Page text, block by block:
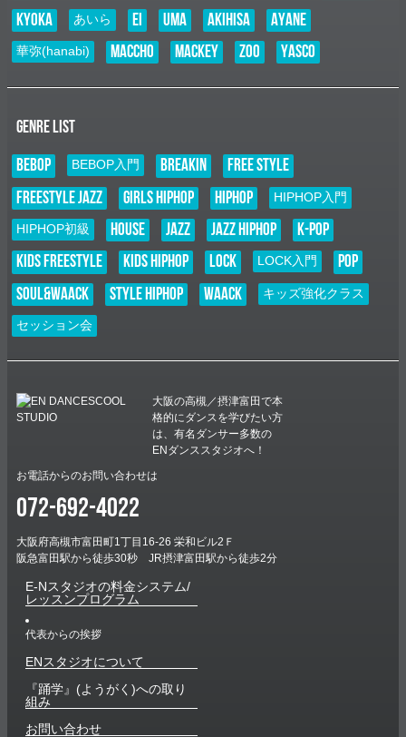
謹賀新年
新年あけましておめでとうございます 旧年中は大変お世話になり 誠
に有難うございました 本年も一つずつの「縁」を大切に ダンスを通じ
ご指導ご鞭撻のほど 宜しく…
2025.11.07
NEW LESSON
お知らせ
未分類
NEW LESSON スタート！！
POPの要素を取り入れた独自のHIPHOPスタイル「KANNA」による、
キッズ（中学生まで）を対象としたクラスがスタート致します！ お申
し込み先着７名様に、11/29、12/6の２回分のチケットプレゼント！ 本
日（11…
2025.11.01
E–Nニュース
お知らせ
未分類
のクラスやメンバーの楽しい雰囲気がすごく伝わってきました！ どの
作品も甲乙つけ難い内容と…
kyoka
あいら EI UMA AKIHISA AYANE
華弥(hanabi) MACCHO MACKEY ZOO YASCO
GENRE LIST
BEBOP
BEBOP入門 BREAKIN
FREE STYLE
FREESTYLE JAZZ
GIRLS HIPHOP HIPHOP HIPHOP入門
HIPHOP初級 HOUSE JAZZ JAZZ HIPHOP
K-POP
KIDS FREESTYLE
KIDS HIPHOP LOCK LOCK入門
POP
SOUL&WAACK
STYLE HIPHOP WAACK キッズ強化クラス
セッション会
大阪の高槻／摂津富田で本
格的にダンスを学びたい方
は、有名ダンサー多数の
ENダンススタジオへ！
お電話からのお問い合わせは
072-692-4022
大阪府高槻市富田町1丁目16-26 栄和ビル2Ｆ
阪急富田駅から徒歩30秒 JR摂津富田駅から徒歩2分
E-Nスタジオの料金システム/
レッスンプログラム
代表からの挨拶
ENスタジオについて
『踊学』(ようがく)への取り
組み
お問い合わせ